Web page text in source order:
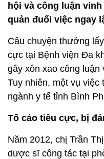
hội và công luận
quản đuổi việc ngay
Câu chuyện thưởng
cực tại Bệnh viện Đa
gây xôn xao công luận
Tuy nhiên, một vụ
ngành y tế tỉnh Bình
Tố cáo tiêu cực, bị
Năm 2012, chị Trần
dược sĩ công tác tại